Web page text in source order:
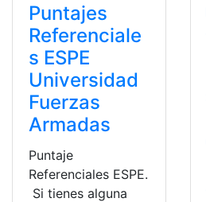
Puntajes
Referenciale
s ESPE
Universidad
Fuerzas
Armadas
Puntaje
Referenciales ESPE.
Si tienes alguna